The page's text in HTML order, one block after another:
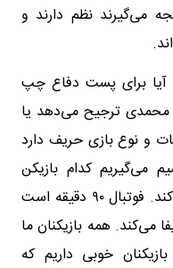
می‌گیرند نظم دارند و
آیا برای پست دفاع چپ
محمدی ترجیح می‌دهد یا
و نوع بازی حریف دارد
می‌گیریم کدام بازیکن
می‌تواند منافع تیم ما را بهتر تامین کند. فوتبال ۹۰ دقیقه است
می‌کند. همه بازیکنان ما
خوبی داریم که